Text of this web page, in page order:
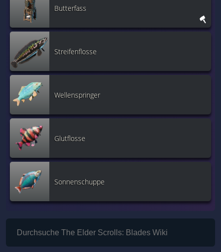
Butterfass
Streifenflosse
Wellenspringer
Glutflosse
Sonnenschuppe